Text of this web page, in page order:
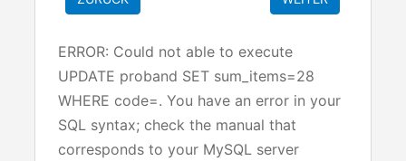
ERROR: Could not able to execute
UPDATE proband SET sum_items=28
WHERE code=. You have an error in your
SQL syntax; check the manual that
corresponds to your MySQL server